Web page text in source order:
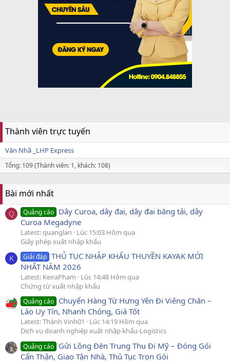
Thành viên trực tuyến
Văn Nhã _LHP Express
Tổng: 109 (Thành viên: 1, khách: 108)
Bài mới nhất
Q Quảng cáo Dây Curoa, dây đai, dây đai băng tải, dây
Curoa Megadyne
Latest: quanglan
Lúc 15:03 Hôm qua
Giấy phép xuất nhập khẩu
K Giải đáp THỦ TỤC NHẬP KHẨU THUYỀN KAYAK MỚI
NHẤT NĂM 2026
Latest: KeiraPham
Lúc 14:48 Hôm qua
Chứng từ xuất nhập khẩu
Quảng cáo Chuyển Hàng Từ Hưng Yên Đi Viêng Chăn –
Lào Uy Tín, Nhanh Chóng, Giá Tốt
Latest: Thành Vinh01
Lúc 14:19 Hôm qua
Dịch vụ doanh nghiệp xuất nhập khẩu-Logistics
Quảng cáo Gửi Lồng Đèn Trung Thu Đi Mỹ – Đóng Gói
Cẩn Thận, Giao Tận Nhà, Thủ Tục Trọn Gói